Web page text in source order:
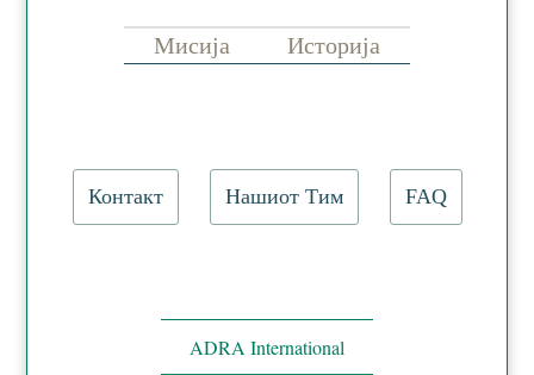
Мисија Историја
Контакт Нашиот Тим FAQ
ADRA International